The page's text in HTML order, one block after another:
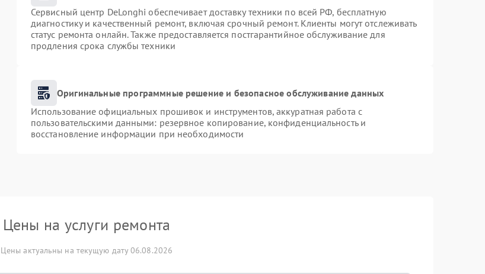
Сервисный центр DeLonghi обеспечивает доставку техники по всей РФ, бесплатную
диагностику и качественный ремонт, включая срочный ремонт. Клиенты могут отслеживать
статус ремонта онлайн. Также предоставляется постгарантийное обслуживание для
продления срока службы техники
Оригинальные программные решение и безопасное обслуживание данных
Использование официальных прошивок и инструментов, аккуратная работа с
пользовательскими данными: резервное копирование, конфиденциальность и
восстановление информации при необходимости
Цены на услуги ремонта
Цены актуальны на текущую дату 06.08.2026